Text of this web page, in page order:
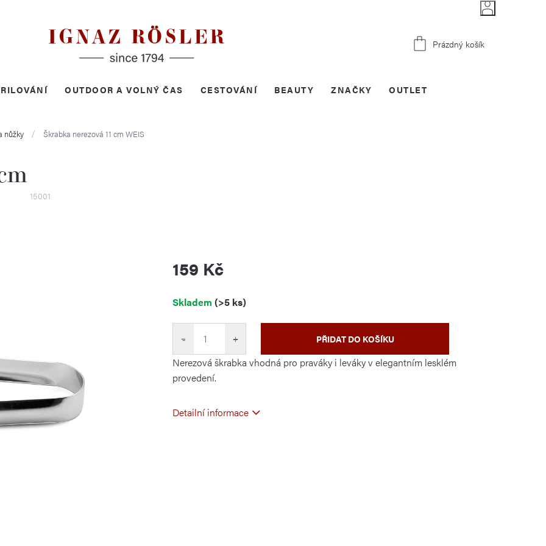
Nákupní
Prázdný košík
OUTDOOR A VOLNÝ ČAS CESTOVÁNÍ BEAUTY OUTLET
ZNAČKY
nůžky Škrabka nerezová 11 cm WEIS
15001
159 Kč
cena:
Skladem (>5 ks)
+
− PŘIDAT DO KOŠÍKU
Nerezová škrabka vhodná pro praváky i leváky v elegantním lesklém
provedení.
Detailní informace